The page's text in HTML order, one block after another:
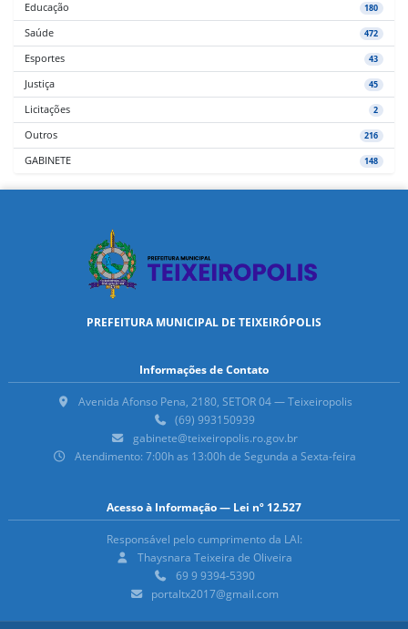
Educação 180
Saúde 472
Esportes 43
Justiça 45
Licitações 2
Outros 216
GABINETE 148
PREFEITURA MUNICIPAL DE TEIXEIRÓPOLIS
Informações de Contato
Avenida Afonso Pena, 2180, SETOR 04 — Teixeiropolis
(69) 993150939
gabinete@teixeiropolis.ro.gov.br
Atendimento: 7:00h as 13:00h de Segunda a Sexta-feira
Acesso à Informação — Lei nº 12.527
Responsável pelo cumprimento da LAI:
Thaysnara Teixeira de Oliveira
69 9 9394-5390
portaltx2017@gmail.com